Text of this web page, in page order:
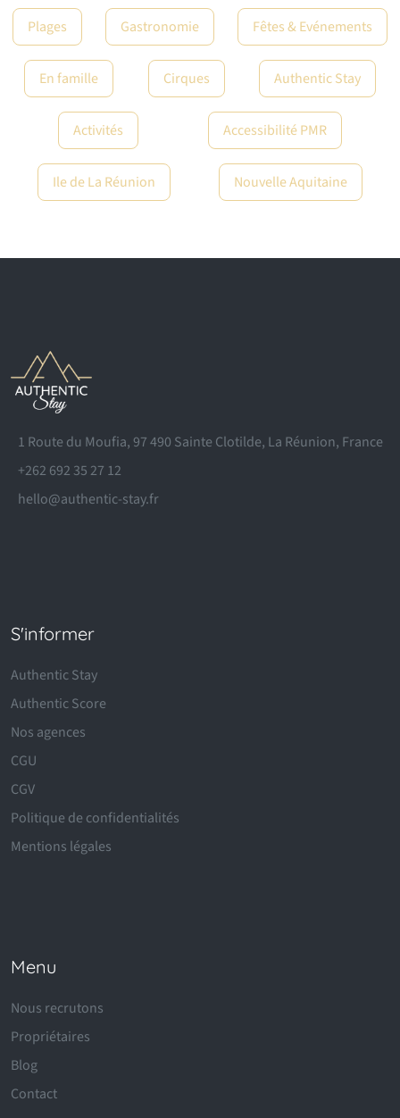
Plages Gastronomie Fêtes & Evénements
En famille Cirques Authentic Stay
Activités Accessibilité PMR
Ile de La Réunion Nouvelle Aquitaine
1 Route du Moufia, 97 490 Sainte Clotilde, La Réunion, France
+262 692 35 27 12
hello@authentic-stay.fr
S'informer
Authentic Stay
Authentic Score
Nos agences
CGU
CGV
Politique de confidentialités
Mentions légales
Menu
Nous recrutons
Propriétaires
Blog
Contact